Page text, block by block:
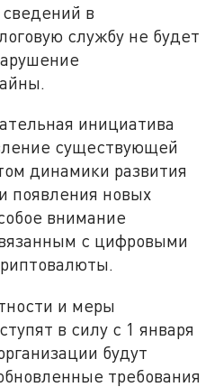
в
службу не будет
инициатива
существующей
динамики развития
появления новых
внимание
с цифровыми
и меры
в силу с 1 января
будут
требования